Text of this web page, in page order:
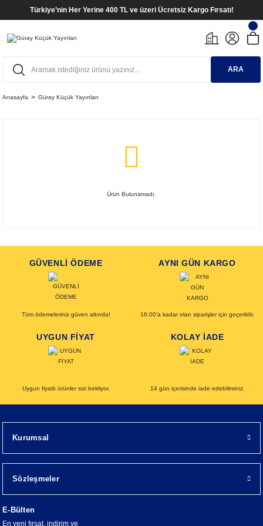
Türkiye’nin Her Yerine 400 TL ve üzeri Ücretsiz Kargo Fırsatı!
ARA
Anasayfa Güray Küçük Yayınları
Ürün Bulunamadı.
GÜVENLİ ÖDEME
Tüm ödemeleriniz güven altında!
AYNI GÜN KARGO
16:00’a kadar olan siparişler için geçerlidir.
UYGUN FİYAT
Uygun fiyatlı ürünler sizi bekliyor.
KOLAY İADE
14 gün içerisinde iade edebilirsiniz.
Kurumsal
Sözleşmeler
E-Bülten
En yeni fırsat, indirim ve